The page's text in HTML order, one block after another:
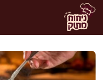
לדלג
לתוכן